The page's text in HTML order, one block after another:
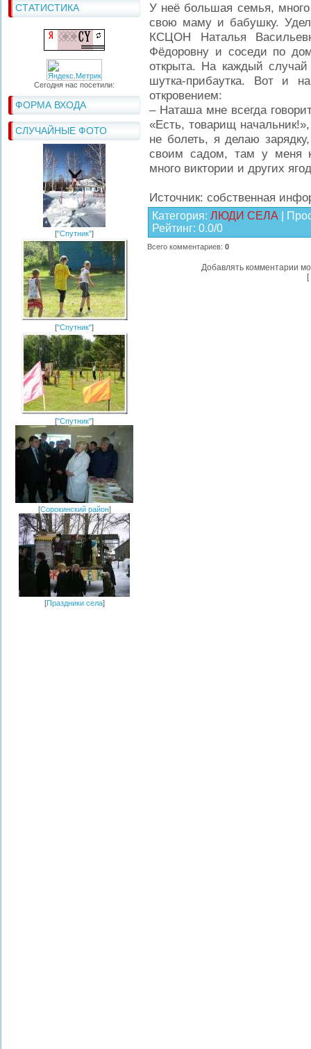
СТАТИСТИКА
Сегодня нас посетили:
ФОРМА ВХОДА
СЛУЧАЙНЫЕ ФОТО
["Спутник"]
["Спутник"]
["Спутник"]
[Сорокинский район]
[Праздники села]
У неё большая семья,
свою маму и бабушку.
КСЦОН Наталья
Фёдоровну и соседи по
открыта. На каждый
шутка-прибаутка. Вот и
откровением:
– Наташа мне всегда
«Есть, товарищ
не болеть, я делаю
своим садом, там у меня
много виктории и других
Источник: собственная
Категория: ЛЮДИ СЕЛА
Рейтинг: 0.0/0
Всего комментариев: 0
Добавлять комментарии
[